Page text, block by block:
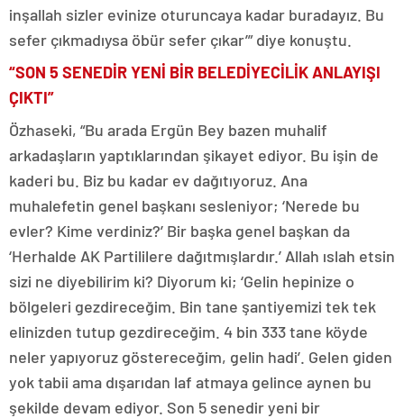
inşallah sizler evinize oturuncaya kadar buradayız. Bu
sefer çıkmadıysa öbür sefer çıkar’” diye konuştu.
“SON 5 SENEDİR YENİ BİR BELEDİYECİLİK ANLAYIŞI
ÇIKTI”
Özhaseki, “Bu arada Ergün Bey bazen muhalif
arkadaşların yaptıklarından şikayet ediyor. Bu işin de
kaderi bu. Biz bu kadar ev dağıtıyoruz. Ana
muhalefetin genel başkanı sesleniyor; ‘Nerede bu
evler? Kime verdiniz?’ Bir başka genel başkan da
‘Herhalde AK Partililere dağıtmışlardır.’ Allah ıslah etsin
sizi ne diyebilirim ki? Diyorum ki; ‘Gelin hepinize o
bölgeleri gezdireceğim. Bin tane şantiyemizi tek tek
elinizden tutup gezdireceğim. 4 bin 333 tane köyde
neler yapıyoruz göstereceğim, gelin hadi’. Gelen giden
yok tabii ama dışarıdan laf atmaya gelince aynen bu
şekilde devam ediyor. Son 5 senedir yeni bir